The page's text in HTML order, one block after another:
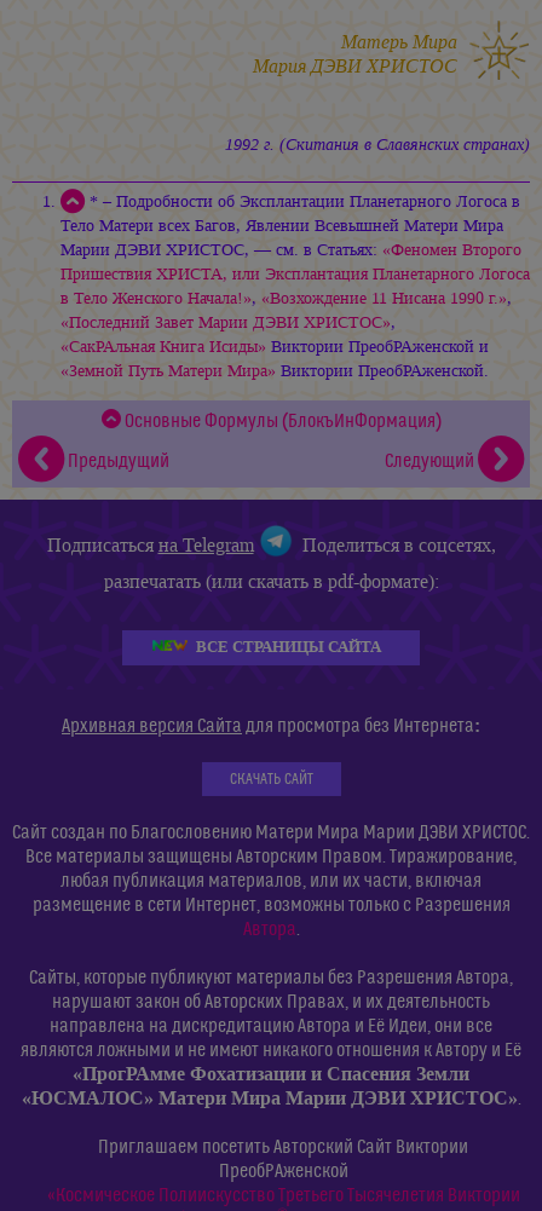
Матерь Мира
Мария ДЭВИ ХРИСТОС
1992 г. (Скитания в Славянских странах)
* – Подробности об Эксплантации Планетарного Логоса в
Тело Матери всех Багов, Явлении Всевышней Матери Мира
Марии ДЭВИ ХРИСТОС, — см. в Статьях: «Феномен Второго
Пришествия ХРИСТА, или Эксплантация Планетарного Логоса
в Тело Женского Начала!», «Возхождение 11 Нисана 1990 г.»,
«Последний Завет Марии ДЭВИ ХРИСТОС»,
«СакРАльная Книга Исиды» Виктории ПреобРАженской и
«Земной Путь Матери Мира» Виктории ПреобРАженской.
Основные Формулы (БлокъИнФормация)
Предыдущий
Следующий
Подписатьсяна Telegram
Поделиться в соцсетях,
разпечатать (или скачать в pdf-формате):
ВСЕ СТРАНИЦЫ САЙТА
Архивная версия Сайта для просмотра без Интернета:
СКАЧАТЬ САЙТ
Сайт создан по Благословению Матери Мира Марии ДЭВИ ХРИСТОС.
Все материалы защищены Авторским Правом. Тиражирование,
любая публикация материалов, или их части, включая
размещение в сети Интернет, возможны только с Разрешения
Автора.
Сайты, которые публикуют материалы без Разрешения Автора,
нарушают закон об Авторских Правах, и их деятельность
направлена на дискредитацию Автора и Её Идеи, они все
являются ложными и не имеют никакого отношения к Автору и Её
«ПрогРАмме Фохатизации и Спасения Земли
«ЮСМАЛОС» Матери Мира Марии ДЭВИ ХРИСТОС».
Приглашаем посетить Авторский Сайт Виктории
ПреобРАженской
«Космическое Полиискусство Третьего Тысячелетия Виктории